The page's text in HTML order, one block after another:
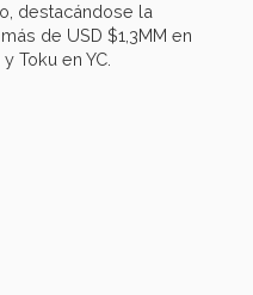
destacándose la
de USD $1,3MM en
Toku en YC.